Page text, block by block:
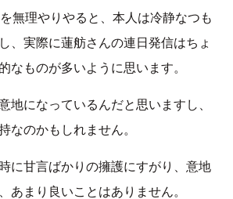
無理やりやると、本人は冷静なつも
、実際に蓮舫さんの連日発信はちょ
なものが多いように思います。
地になっているんだと思いますし、
なのかもしれません。
に甘言ばかりの擁護にすがり、意地
あまり良いことはありません。